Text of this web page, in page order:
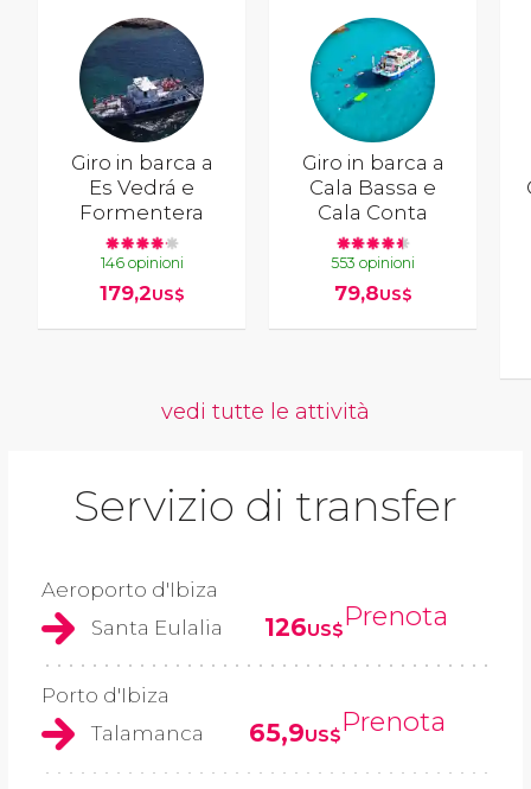
Giro in barca a
Es Vedrá e
Formentera
146 opinioni
179,2US$
Giro in barca a
Cala Bassa e
Cala Conta
553 opinioni
79,8US$
vedi tutte le attività
Servizio di transfer
Aeroporto d'Ibiza
Santa Eulalia
126US$Prenota
Porto d'Ibiza
Talamanca
65,9US$Prenota